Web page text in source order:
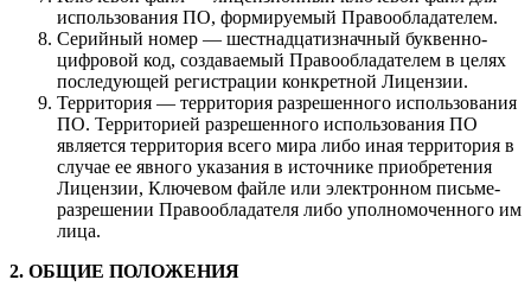
использования ПО, формируемый Правообладателем.
Серийный номер — шестнадцатизначный буквенно-
цифровой код, создаваемый Правообладателем в целях
последующей регистрации конкретной Лицензии.
Территория — территория разрешенного использования
ПО. Территорией разрешенного использования ПО
является территория всего мира либо иная территория в
случае ее явного указания в источнике приобретения
Лицензии, Ключевом файле или электронном письме-
разрешении Правообладателя либо уполномоченного им
лица.
2. ОБЩИЕ ПОЛОЖЕНИЯ